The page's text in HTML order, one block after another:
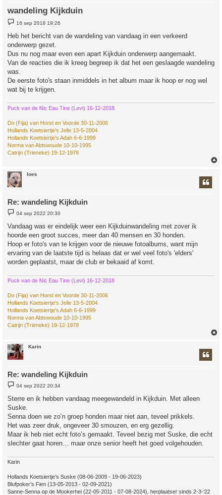
wandeling Kijkduin
B
e
r
i
c
t
16 sep 2018 19:26
Heb het bericht van de wandeling van vandaag in een verkeerd
onderwerp gezet.
Dus nu nog maar even een apart Kijkduin onderwerp aangemaakt.
Van de reacties die ik kreeg begreep ik dat het een geslaagde wandeling
was.
De eerste foto's staan inmiddels in het album maar ik hoop er nog wel
wat bij te krijgen.
Puck van de Nic Eau Tine (Levi) 16-12-2018
Do (Fija) van Horst en Voorde 30-11-2006
Hollands Koetsiertje's Jelle 13-5-2004
Hollands Koetsiertje's Adah 6-6-1999
Norma van Abtswoude 10-10-1995
Catrijn (Trieneke) 19-12-1978
loes
Re: wandeling Kijkduin
B
e
i
c
t
04 sep 2022 20:30
Vandaag was er eindelijk weer een Kijkduinwandeling met zover ik
hoorde een groot succes, meer dan 40 mensen en 30 honden.
Hoop er foto's van te krijgen voor de nieuwe fotoalbums, want mijn
ervaring van de laatste tijd is helaas dat er wel veel foto's 'elders'
worden geplaatst, maar de club er bekaaid af komt.
Puck van de Nic Eau Tine (Levi) 16-12-2018
Do (Fija) van Horst en Voorde 30-11-2006
Hollands Koetsiertje's Jelle 13-5-2004
Hollands Koetsiertje's Adah 6-6-1999
Norma van Abtswoude 10-10-1995
Catrijn (Trieneke) 19-12-1978
Karin
Re: wandeling Kijkduin
B
e
i
c
t
04 sep 2022 20:34
Sterre en ik hebben vandaag meegewandeld in Kijkduin. Met alleen
Suske.
Senna doen we zo’n groep honden maar niet aan, teveel prikkels.
Het was zeer druk, ongeveer 30 smouzen, en erg gezellig.
Maar ik heb niet echt foto’s gemaakt. Teveel bezig met Suske, die echt
slechter gaat horen… maar onze senior heeft het goed volgehouden.
Karin
Hollands Koetsiertje’s Suske (08-06-2009 - 19-06-2023)
Blufpoker’s Fien (13-05-2013 - 02-09-2021)
Sanne-Senna op de Mookerhei (22-05-2011 - 07-08-2024), herplaatser sinds 2-3-‘22